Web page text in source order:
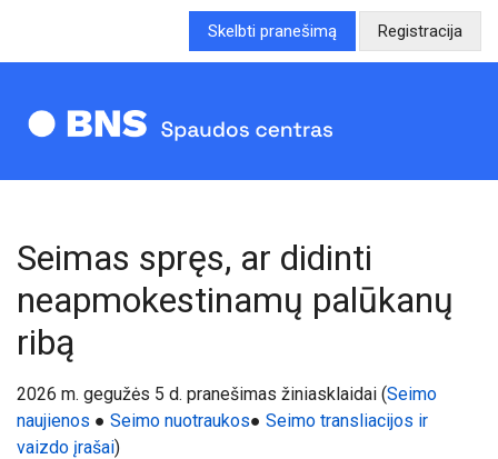
Skelbti pranešimą Registracija
Seimas spręs, ar didinti
neapmokestinamų palūkanų
ribą
2026 m. gegužės 5 d. pranešimas žiniasklaidai (Seimo
naujienos ● Seimo nuotraukos● Seimo transliacijos ir
vaizdo įrašai)